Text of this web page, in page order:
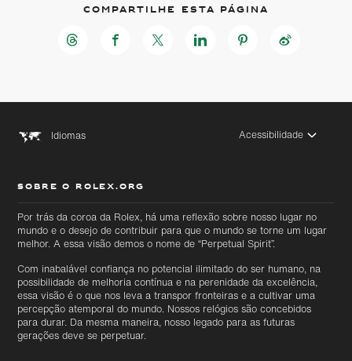
Ir
diretamente
conteúdo
principal
Ir
diretamente
para o
rodapé
Compartilhe esta página
Idiomas Acessibilidade
SOBRE O ROLEX.ORG
Por trás da coroa da Rolex, há uma reflexão sobre nosso lugar no
mundo e o desejo de contribuir para que o mundo se torne um lugar
melhor. A essa visão demos o nome de “Perpetual Spirit”.
Com inabalável confiança no potencial ilimitado do ser humano, na
possibilidade de melhoria contínua e na perenidade da excelência,
essa visão é o que nos leva a transpor fronteiras e a cultivar uma
percepção atemporal do mundo. Nossos relógios são concebidos
para durar. Da mesma maneira, nosso legado para as futuras
gerações deve se perpetuar.